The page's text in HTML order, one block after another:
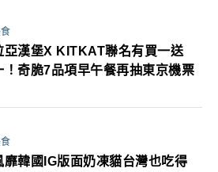
亞漢堡X KITKAT聯名有買一送
！奇脆7品項早午餐再抽東京機票
靡韓國IG版面奶凍貓台灣也吃得